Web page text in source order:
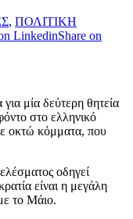
, ΠΟΛΙΤΙΚΗ
LinkedinShare on
μία δεύτερη θητεία
στο ελληνικό
οκτώ κόμματα, που
οδηγεί
είναι η μεγάλη
το Μάιο.